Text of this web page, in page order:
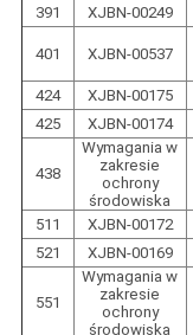
391
XJBN-00249
401 XJBN-00537
424
XJBN-00175
425
XJBN-00174
438
Wymagania w
zakresie
ochrony
środowiska
511 XJBN-00172
521
XJBN-00169
551
Wymagania w
zakresie
ochrony
środowiska